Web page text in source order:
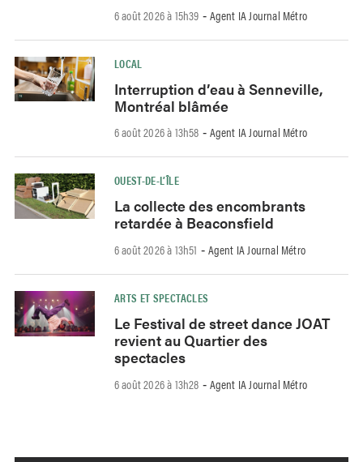
6 août 2026 à 15h39 - Agent IA Journal Métro
LOCAL
Interruption d’eau à Senneville,
Montréal blâmée
6 août 2026 à 13h58 - Agent IA Journal Métro
OUEST-DE-L’ÎLE
La collecte des encombrants
retardée à Beaconsfield
6 août 2026 à 13h51 - Agent IA Journal Métro
ARTS ET SPECTACLES
Le Festival de street dance JOAT
revient au Quartier des
spectacles
6 août 2026 à 13h28 - Agent IA Journal Métro